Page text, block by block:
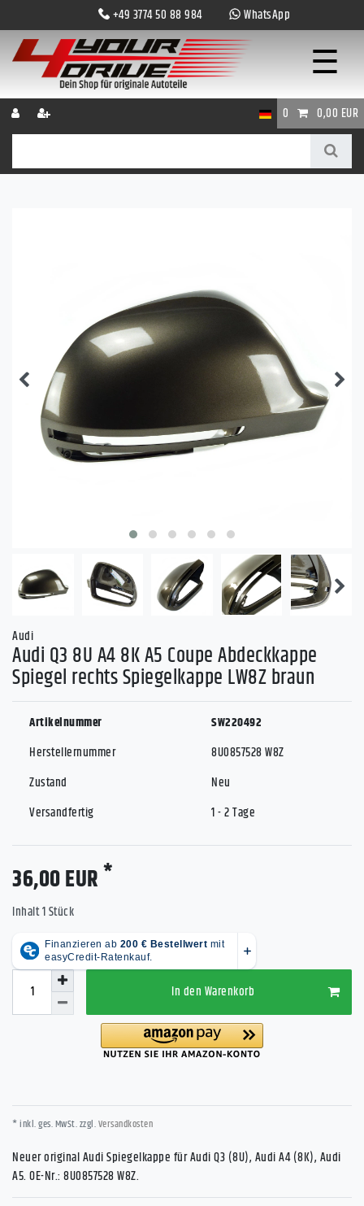
+49 3774 50 88 984 WhatsApp
☰
0 0,00 EUR
Audi
Audi Q3 8U A4 8K A5 Coupe Abdeckkappe
Spiegel rechts Spiegelkappe LW8Z braun
Artikelnummer
Herstellernummer
Zustand
Versandfertig
SW220492
8U0857528 W8Z
Neu
1 - 2 Tage
36,00 EUR *
Inhalt1Stück
In den Warenkorb
* inkl. ges. MwSt. zzgl.Versandkosten
Neuer original Audi Spiegelkappe für Audi Q3 (8U), Audi A4 (8K), Audi
A5. OE-Nr.: 8U0857528 W8Z.